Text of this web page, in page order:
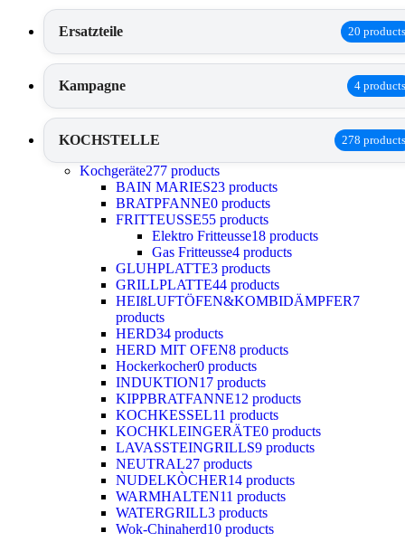
Ersatzteile 20 products
Kampagne 4 products
KOCHSTELLE 278 products
Kochgeräte277 products
BAIN MARIES23 products
BRATPFANNE0 products
FRITTEUSSE55 products
Elektro Fritteusse18 products
Gas Fritteusse4 products
GLUHPLATTE3 products
GRILLPLATTE44 products
HEIßLUFTÖFEN&KOMBIDÄMPFER7
products
HERD34 products
HERD MIT OFEN8 products
Hockerkocher0 products
INDUKTION17 products
KIPPBRATFANNE12 products
KOCHKESSEL11 products
KOCHKLEINGERÄTE0 products
LAVASSTEINGRILLS9 products
NEUTRAL27 products
NUDELKÒCHER14 products
WARMHALTEN11 products
WATERGRILL3 products
Wok-Chinaherd10 products